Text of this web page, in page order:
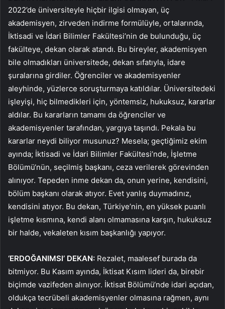
2022’de üniversiteyle hiçbir ilgisi olmayan, üç
akademisyen, zirveden indirme formülüyle, ortalarında,
İktisadi ve İdari Bilimler Fakültesi’nin de bulunduğu, üç
fakülteye, dekan olarak atandı. Bu bireyler, akademisyen
bile olmadıkları üniversitede, dekan sıfatıyla, idare
şuralarına girdiler. Öğrenciler ve akademisyenler
aleyhinde, yüzlerce soruşturmaya katıldılar. Üniversitedeki
işleyişi, hiç bilmedikleri için, yöntemsiz, hukuksuz, kararlar
aldılar. Bu kararların tamamı da öğrenciler ve
akademisyenler tarafından, yargıya taşındı. Pekala bu
kararlar neydi biliyor musunuz? Mesela; geçtiğimiz ekim
ayında; İktisadi ve İdari Bilimler Fakültesi’nde, İşletme
Bölümü‘nün, seçilmiş başkanı, ceza verilerek görevinden
alınıyor. Tepeden inme dekan da, onun yerine, kendisini,
bölüm başkanı olarak atıyor. Evet yanlış duymadınız,
kendisini atıyor. Bu dekan, Türkiye’nin, en yüksek puanlı
işletme kısmına, kendi alanı olmamasına karşın, hukuksuz
bir halde, vekaleten kısım başkanlığı yapıyor.
‘ERDOĞANIMSI’ DEKAN: Rezalet, maalesef burada da
bitmiyor. Bu Kasım ayında, İktisat Kısım lideri da, birebir
biçimde vazifeden alınıyor. İktisat Bölümü‘nde idari açıdan,
oldukça tecrübeli akademisyenler olmasına rağmen, aynı